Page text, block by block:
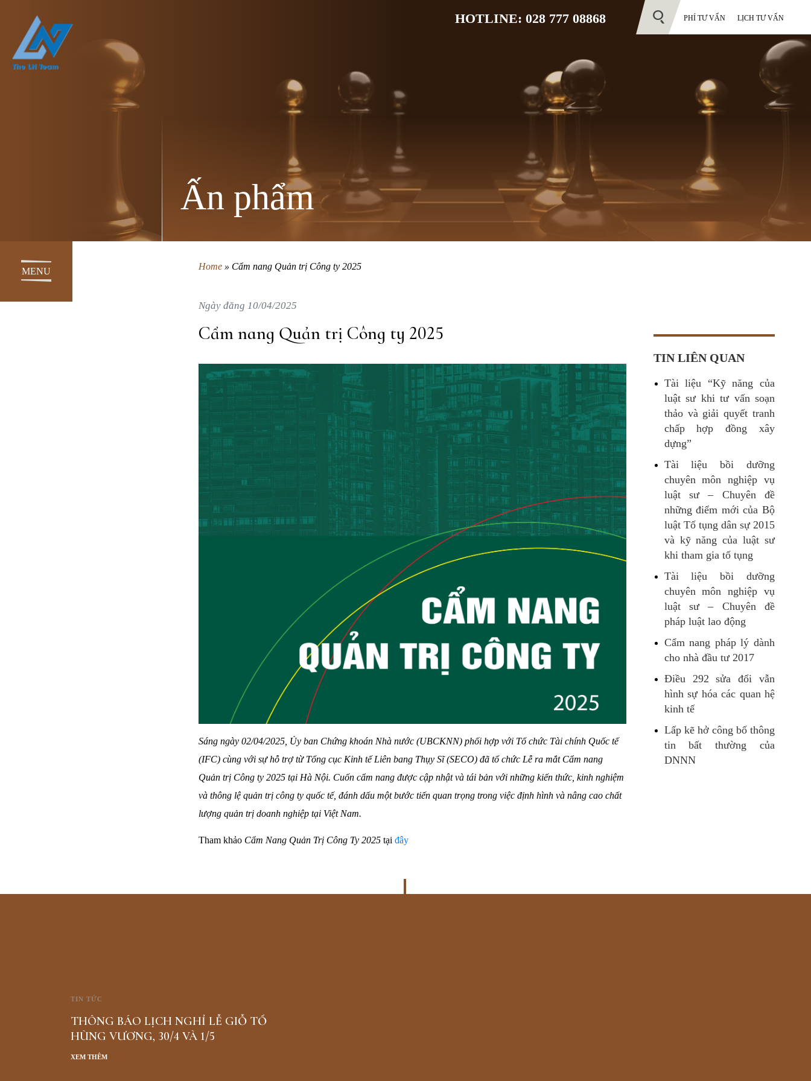
HOTLINE: 028 777 08868 PHÍ TƯ VẤN LỊCH TƯ VẤN
Ấn phẩm
MENU Home» Cẩm nang Quản trị Công ty 2025
Ngày đăng 10/04/2025
Cẩm nang Quản trị Công ty 2025
Sáng ngày 02/04/2025, Ủy ban Chứng khoán Nhà nước (UBCKNN) phối hợp với Tổ chức Tài chính Quốc tế
(IFC) cùng với sự hỗ trợ từ Tổng cục Kinh tế Liên bang Thụy Sĩ (SECO) đã tổ chức Lễ ra mắt Cẩm nang
Quản trị Công ty 2025 tại Hà Nội. Cuốn cẩm nang được cập nhật và tái bản với những kiến thức, kinh nghiệm
và thông lệ quản trị công ty quốc tế, đánh dấu một bước tiến quan trọng trong việc định hình và nâng cao chất
lượng quản trị doanh nghiệp tại Việt Nam.
Tham khảo Cẩm Nang Quản Trị Công Ty 2025tại đây
TIN LIÊN QUAN
Tài liệu “Kỹ năng của
luật sư khi tư vấn soạn
thảo và giải quyết tranh
chấp hợp đồng xây
dựng”
Tài liệu bồi dưỡng
chuyên môn nghiệp vụ
luật sư – Chuyên đề
những điểm mới của Bộ
luật Tố tụng dân sự 2015
và kỹ năng của luật sư
khi tham gia tố tụng
Tài liệu bồi dưỡng
chuyên môn nghiệp vụ
luật sư – Chuyên đề
pháp luật lao động
Cẩm nang pháp lý dành
cho nhà đầu tư 2017
Điều 292 sửa đổi vẫn
hình sự hóa các quan hệ
kinh tế
Lấp kẽ hở công bố thông
tin bất thường của
DNNN
TIN TỨC
THÔNG BÁO LỊCH NGHỈ LỄ GIỖ TỔ
HÙNG VƯƠNG, 30/4 VÀ 1/5
XEM THÊM